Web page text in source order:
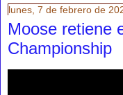
lunes, 7 de febrero de
Moose retiene
Championship